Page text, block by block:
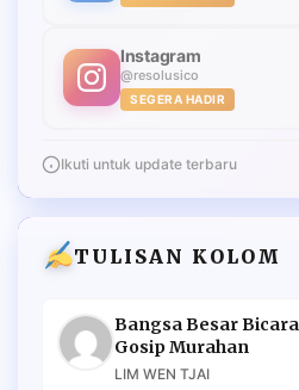
Instagram
@resolusico
SEGERA HADIR
Ikuti untuk update terbaru
TULISAN KOLOM
Bangsa Besar
Gosip Murahan
LIM WEN TJAI